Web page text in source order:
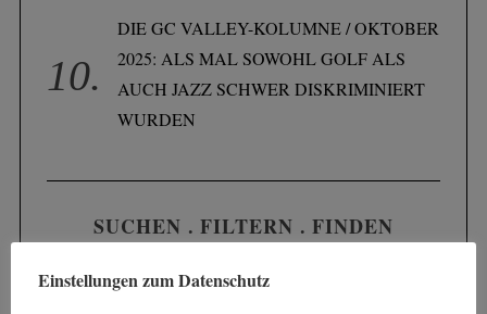
DIE GC VALLEY-KOLUMNE / OKTOBER
2025: ALS MAL SOWOHL GOLF ALS
AUCH JAZZ SCHWER DISKRIMINIERT
WURDEN
SUCHEN . FILTERN . FINDEN
Einstellungen zum Datenschutz